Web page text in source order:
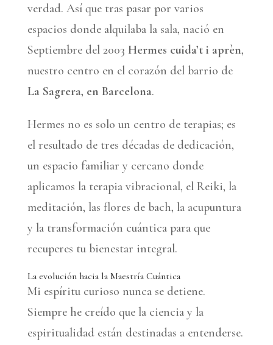
verdad. Así que tras pasar por varios
espacios donde alquilaba la sala, nació en
Septiembre del 2003 Hermes cuida’t i aprèn,
nuestro centro en el corazón del barrio de
La Sagrera, en Barcelona.
Hermes no es solo un centro de terapias; es
el resultado de tres décadas de dedicación,
un espacio familiar y cercano donde
aplicamos la terapia vibracional, el Reiki, la
meditación, las flores de bach, la acupuntura
y la transformación cuántica para que
recuperes tu bienestar integral.
La evolución hacia la Maestría Cuántica
Mi espíritu curioso nunca se detiene.
Siempre he creído que la ciencia y la
espiritualidad están destinadas a entenderse.